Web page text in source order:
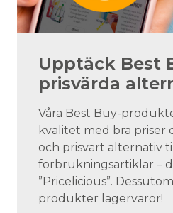
Upptäck Best
prisvärda
Våra Best Buy-
kvalitet med bra priser
och prisvärt alternativ
förbrukningsartiklar –
”Pricelicious”.
produkter lagervaror!